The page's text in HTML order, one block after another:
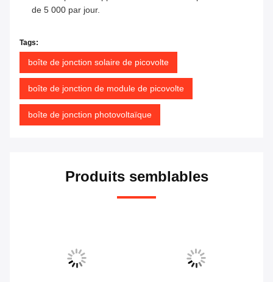
de 5 000 par jour.
Tags:
boîte de jonction solaire de picovolte
boîte de jonction de module de picovolte
boîte de jonction photovoltaïque
Produits semblables